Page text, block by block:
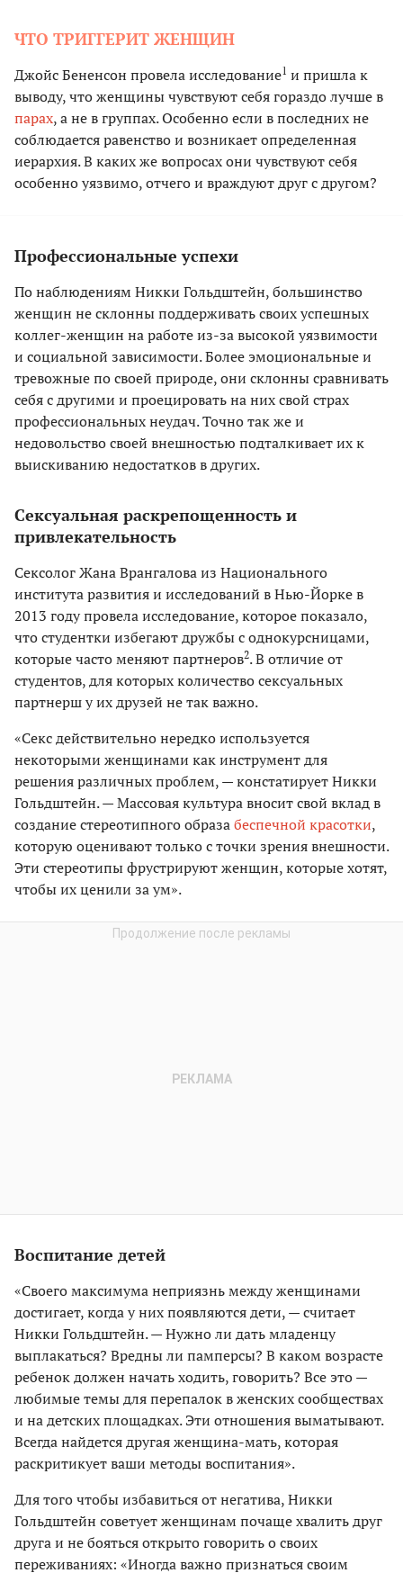
ЧТО ТРИГГЕРИТ ЖЕНЩИН
Джойс Бененсон провела исследование1 и пришла к
выводу, что женщины чувствуют себя гораздо лучше в
парах, а не в группах. Особенно если в последних не
соблюдается равенство и возникает определенная
иерархия. В каких же вопросах они чувствуют себя
особенно уязвимо, отчего и враждуют друг с другом?
Профессиональные успехи
По наблюдениям Никки Гольдштейн, большинство
женщин не склонны поддерживать своих успешных
коллег-женщин на работе из-за высокой уязвимости
и социальной зависимости. Более эмоциональные и
тревожные по своей природе, они склонны сравнивать
себя с другими и проецировать на них свой страх
профессиональных неудач. Точно так же и
недовольство своей внешностью подталкивает их к
выискиванию недостатков в других.
Сексуальная раскрепощенность и
привлекательность
Cексолог Жана Врангалова из Национального
института развития и исследований в Нью-Йорке в
2013 году провела исследование, которое показало,
что студентки избегают дружбы с однокурсницами,
которые часто меняют партнеров2. В отличие от
студентов, для которых количество сексуальных
партнерш у их друзей не так важно.
«Секс действительно нередко используется
некоторыми женщинами как инструмент для
решения различных проблем, — констатирует Никки
Гольдштейн. — Массовая культура вносит свой вклад в
создание стереотипного образабеспечной красотки,
которую оценивают только с точки зрения внешности.
Эти стереотипы фрустрируют женщин, которые хотят,
чтобы их ценили за ум».
Воспитание детей
«Своего максимума неприязнь между женщинами
достигает, когда у них появляются дети, — считает
Никки Гольдштейн. — Нужно ли дать младенцу
выплакаться? Вредны ли памперсы? В каком возрасте
ребенок должен начать ходить, говорить? Все это —
любимые темы для перепалок в женских сообществах
и на детских площадках. Эти отношения выматывают.
Всегда найдется другая женщина-мать, которая
раскритикует ваши методы воспитания».
Для того чтобы избавиться от негатива, Никки
Гольдштейн советует женщинам почаще хвалить друг
друга и не бояться открыто говорить о своих
переживаниях: «Иногда важно признаться своим